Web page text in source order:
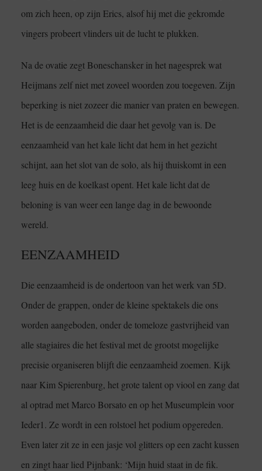
om zich heen, op zijn Erics, alsof hij met die gekromde
vingers probeert vlinders uit de lucht te plukken.
Na de ovatie zegt Boneschansker in het nagesprek wat
Heijmans zelf niet met zoveel woorden zou toegeven. Zijn
beperking is niet zozeer die manier van praten en bewegen.
Het is de eenzaamheid die daar het gevolg van is. De
eenzaamheid van het kale licht dat hem in het gezicht
schijnt, aan het slot van de solo, als hij thuiskomt in een
leeg huis en de koelkast opent. Het kale licht dat de
beloning is van weer een lange dag in de bewoonde
wereld.
EENZAAMHEID
Die eenzaamheid is de ondertoon van het werk van 5D.
Onder de grappen, onder de kleine spektakels die ons
worden aangeboden, onder de tomeloze gastvrijheid van
alle stagiaires die het festival met de grootst mogelijke
precisie organiseren blijft die eenzaamheid zoemen. Kijk
naar Kim Spierenburg, het grote talent op viool en zang dat
al optrad met Marco Borsato en op het Museumplein voor
Ieder1. Ze wordt in een rolstoel het podium opgereden.
Even later zit ze in een jasje vol glitters op een zacht kussen
en zingt haar lied Pijnbank: ‘Mijn huid staat in de fik.